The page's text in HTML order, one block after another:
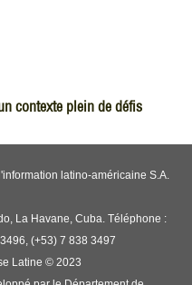
contexte plein de défis
latino-américaine S.A.
La Havane, Cuba. Téléphone :
(+53) 7 838 3497
Latine © 2023